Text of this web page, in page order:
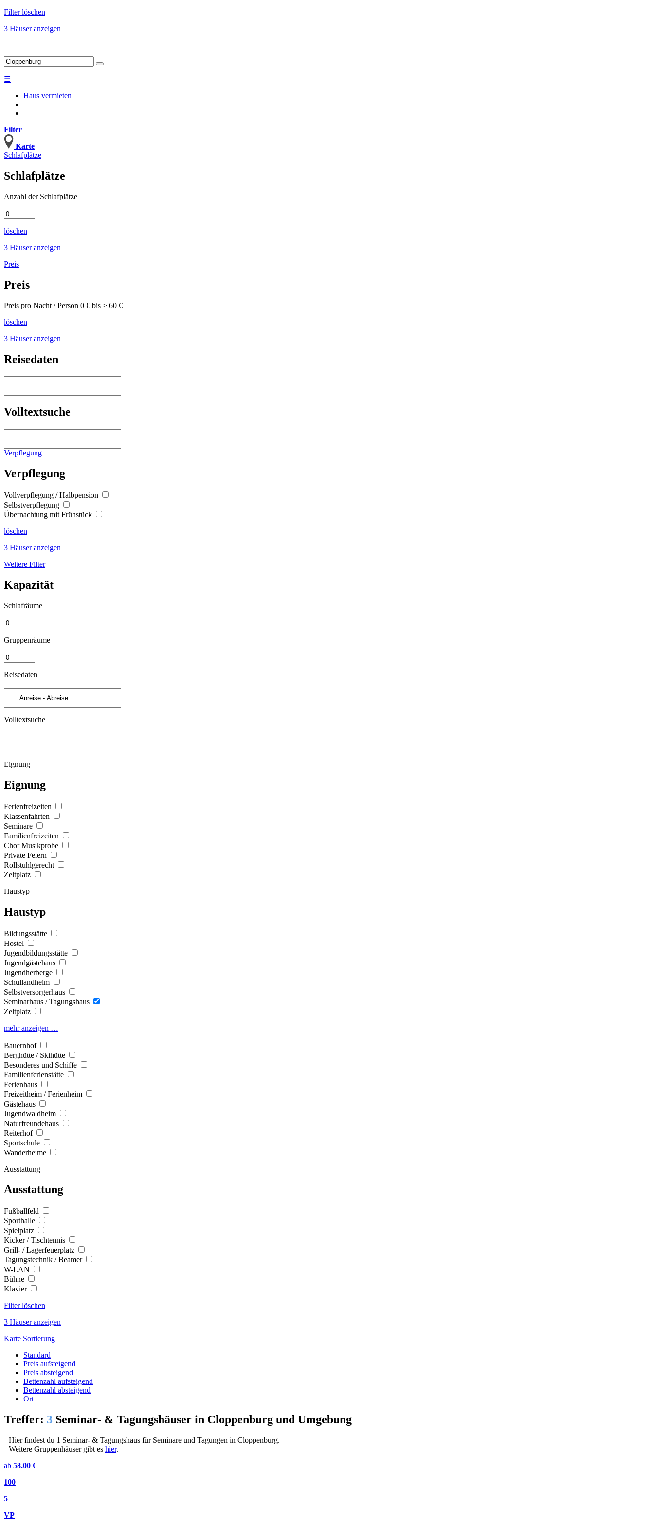
Filter löschen
3 Häuser anzeigen
☰
Haus vermieten
Filter
Karte
Schlafplätze
Schlafplätze
Anzahl der Schlafplätze
löschen
3 Häuser anzeigen
Preis
Preis
Preis pro Nacht / Person 0 € bis > 60 €
löschen
3 Häuser anzeigen
Reisedaten
Volltextsuche
Verpflegung
Verpflegung
Vollverpflegung / Halbpension
Selbstverpflegung
Übernachtung mit Frühstück
löschen
3 Häuser anzeigen
Weitere Filter
Kapazität
Schlafräume
Gruppenräume
Reisedaten
Volltextsuche
Eignung
Eignung
Ferienfreizeiten
Klassenfahrten
Seminare
Familienfreizeiten
Chor Musikprobe
Private Feiern
Rollstuhlgerecht
Zeltplatz
Haustyp
Haustyp
Bildungsstätte
Hostel
Jugendbildungsstätte
Jugendgästehaus
Jugendherberge
Schullandheim
Selbstversorgerhaus
Seminarhaus / Tagungshaus
Zeltplatz
mehr anzeigen …
Bauernhof
Berghütte / Skihütte
Besonderes und Schiffe
Familienferienstätte
Ferienhaus
Freizeitheim / Ferienheim
Gästehaus
Jugendwaldheim
Naturfreundehaus
Reiterhof
Sportschule
Wanderheime
Ausstattung
Ausstattung
Fußballfeld
Sporthalle
Spielplatz
Kicker / Tischtennis
Grill- / Lagerfeuerplatz
Tagungstechnik / Beamer
W-LAN
Bühne
Klavier
Filter löschen
3 Häuser anzeigen
Karte Sortierung
Standard
Preis aufsteigend
Preis absteigend
Bettenzahl aufsteigend
Bettenzahl absteigend
Ort
Treffer: 3 Seminar- & Tagungshäuser in Cloppenburg und Umgebung
Hier findest du 1 Seminar- & Tagungshaus für Seminare und Tagungen in Cloppenburg.
Weitere Gruppenhäuser gibt es hier.
ab 58.00 €
100
5
VP